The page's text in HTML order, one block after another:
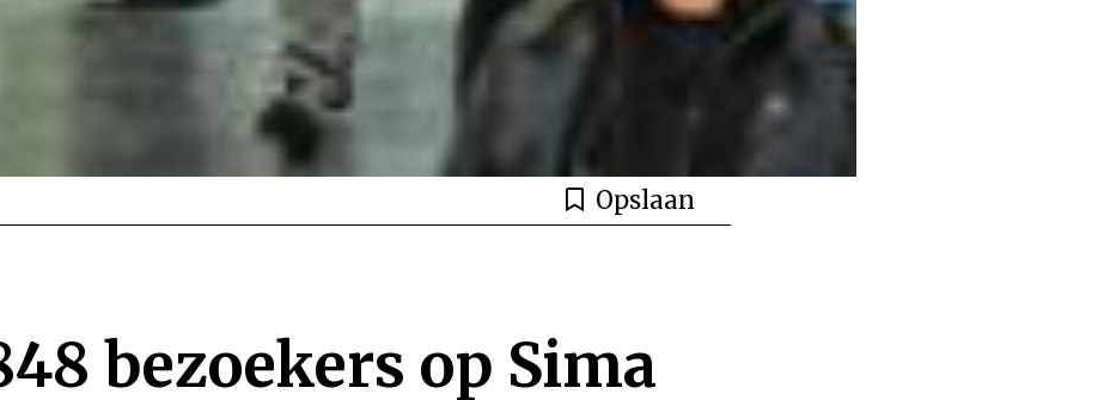
Opslaan
bezoekers op Sima